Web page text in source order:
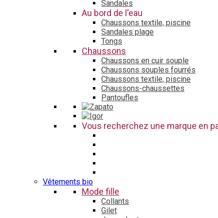
Sandales
Au bord de l'eau
Chaussons textile, piscine
Sandales plage
Tongs
Chaussons
Chaussons en cuir souple
Chaussons souples fourrés
Chaussons textile, piscine
Chaussons-chaussettes
Pantoufles
Vous recherchez une marque en
Vêtements bio
Mode fille
Collants
Gilet